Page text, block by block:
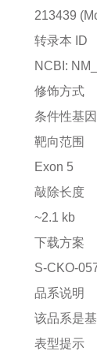
213439
转录本 ID
NCBI:
修饰方式
条件性基
靶向范围
Exon 5
敲除长度
~2.1 kb
下载方案
S-CKO-
品系说明
该品系是
表型提示